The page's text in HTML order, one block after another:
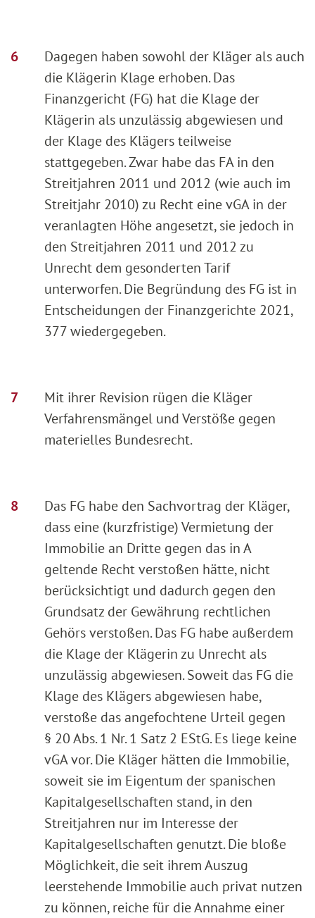
Dagegen haben sowohl der Kläger als auch
die Klägerin Klage erhoben. Das
Finanzgericht (FG) hat die Klage der
Klägerin als unzulässig abgewiesen und
der Klage des Klägers teilweise
stattgegeben. Zwar habe das FA in den
Streitjahren 2011 und 2012 (wie auch im
Streitjahr 2010) zu Recht eine vGA in der
veranlagten Höhe angesetzt, sie jedoch in
den Streitjahren 2011 und 2012 zu
Unrecht dem gesonderten Tarif
unterworfen. Die Begründung des FG ist in
Entscheidungen der Finanzgerichte 2021,
377 wiedergegeben.
Mit ihrer Revision rügen die Kläger
Verfahrensmängel und Verstöße gegen
materielles Bundesrecht.
Das FG habe den Sachvortrag der Kläger,
dass eine (kurzfristige) Vermietung der
Immobilie an Dritte gegen das in A
geltende Recht verstoßen hätte, nicht
berücksichtigt und dadurch gegen den
Grundsatz der Gewährung rechtlichen
Gehörs verstoßen. Das FG habe außerdem
die Klage der Klägerin zu Unrecht als
unzulässig abgewiesen. Soweit das FG die
Klage des Klägers abgewiesen habe,
verstoße das angefochtene Urteil gegen
§ 20 Abs. 1 Nr. 1 Satz 2 EStG. Es liege keine
vGA vor. Die Kläger hätten die Immobilie,
soweit sie im Eigentum der spanischen
Kapitalgesellschaften stand, in den
Streitjahren nur im Interesse der
Kapitalgesellschaften genutzt. Die bloße
Möglichkeit, die seit ihrem Auszug
leerstehende Immobilie auch privat nutzen
zu können, reiche für die Annahme einer